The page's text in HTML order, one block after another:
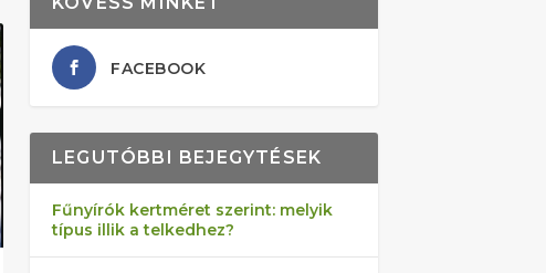
FACEBOOK
LEGUTÓBBI BEJEGYTÉSEK
Fűnyírók kertméret szerint: melyik
típus illik a telkedhez?